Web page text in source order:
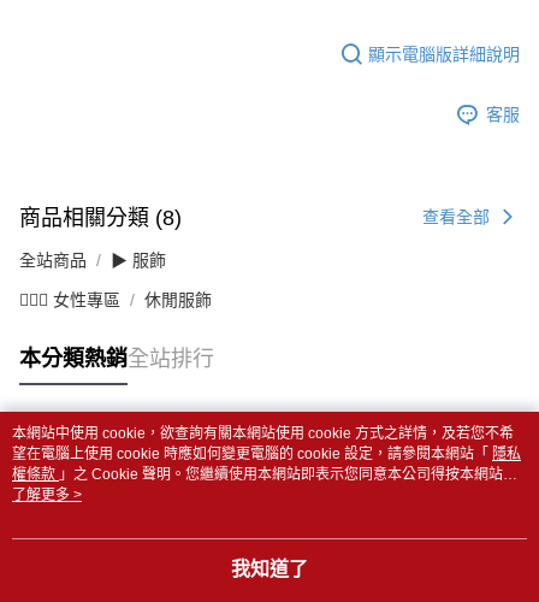
顯示電腦版詳細說明
客服
商品相關分類 (8) 查看全部
全站商品 ▶ 服飾
💁🏻‍♀️ 女性專區 休閒服飾
本分類熱銷全站排行
熱門標籤
本網站中使用 cookie，欲查詢有關本網站使用 cookie 方式之詳情，及若您不希
望在電腦上使用 cookie 時應如何變更電腦的 cookie 設定，請參閱本網站「 隱私
權條款 」之 Cookie 聲明。您繼續使用本網站即表示您同意本公司得按本網站使
用條款之 Cookie 聲明使用 cookie。
了解更多 >
我知道了